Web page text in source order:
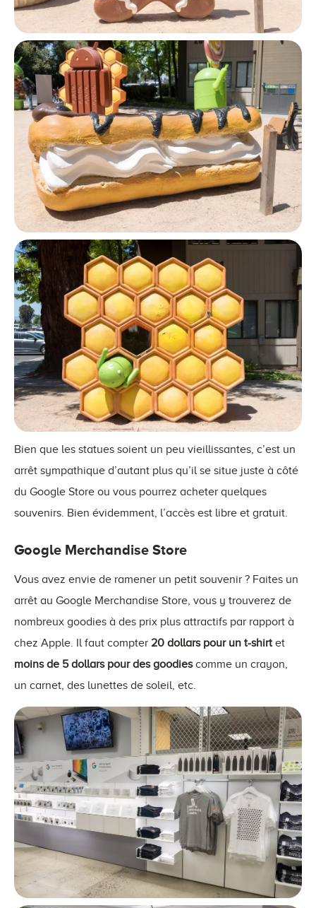
Bien que les statues soient un peu vieillissantes, c’est un
arrêt sympathique d’autant plus qu’il se situe juste à côté
du Google Store ou vous pourrez acheter quelques
souvenirs. Bien évidemment, l’accès est libre et gratuit.
Google Merchandise Store
Vous avez envie de ramener un petit souvenir ? Faites un
arrêt au Google Merchandise Store, vous y trouverez de
nombreux goodies à des prix plus attractifs par rapport à
chez Apple. Il faut compter 20 dollars pour un t-shirt et
moins de 5 dollars pour des goodiescomme un crayon,
un carnet, des lunettes de soleil, etc.